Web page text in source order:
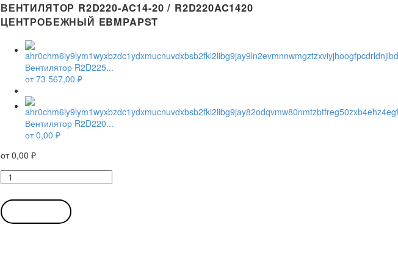
ВЕНТИЛЯТОР R2D220-AC14-20 / R2D220AC1420
ЦЕНТРОБЕЖНЫЙ EBMPAPST
Вентилятор R2D225...
от73 567,00 ₽
Вентилятор R2D220...
от0,00 ₽
от0,00 ₽
Количество
товара
Вентилятор
R2D220-
AC14-